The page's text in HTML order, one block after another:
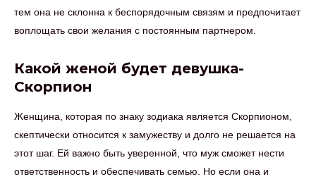
тем она не склонна к беспорядочным связям и предпочитает
воплощать свои желания с постоянным партнером.
Какой женой будет девушка-
Скорпион
Женщина, которая по знаку зодиака является Скорпионом,
скептически относится к замужеству и долго не решается на
этот шаг. Ей важно быть уверенной, что муж сможет нести
ответственность и обеспечивать семью. Но если она и